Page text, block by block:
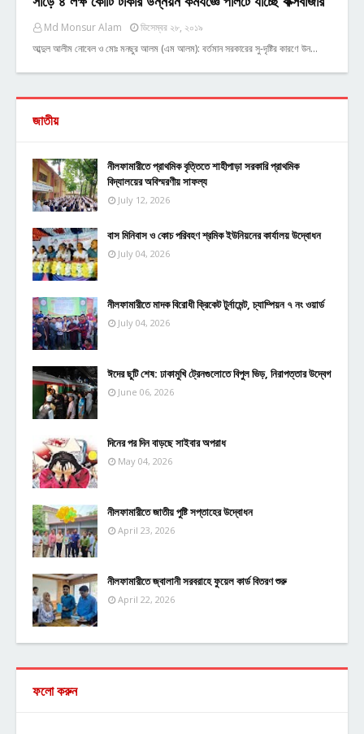
Md Monsur Alam
ডিসেম্বর ২৮, ২০১৯
আব্দুল আলীম নোবেল ও মোঃ মনছুর আলম (এম আলম): বর্তমান সরকারের সু-দৃষ্টির কারণে উন…
জাতীয়
নীলফামারীতে প্রাথমিক বৃত্তিতে শাহীপাড়া সরকারি প্রাথমিক
বিদ্যালয়ের অবিস্মরণীয় সাফল্য
July 12, 2026
বাস মিনিবাস ও কোচ পরিবহণ শ্রমিক ইউনিয়নের কার্যালয় উদ্বোধন
July 04, 2026
নীলফামারীতে মাদক বিরোধী ক্রিকেট টুর্নামেন্ট, চ্যাম্পিয়ন ৭ নং ওয়ার্ড
July 04, 2026
ঈদের ছুটি শেষ: ঢাকামুখি ট্রেনগুলোতে বিপুল ভিড়, নিরাপত্তার উদ্বেগ
June 06, 2026
দিনের পর দিন বাড়ছে সাইবার অপরাধ
May 04, 2026
নীলফামারীতে জাতীয় পুষ্টি সপ্তাহের উদ্বোধন
April 23, 2026
নীলফামারীতে জ্বালানী সরবরাহে ফুয়েল কার্ড বিতরণ শুরু
April 22, 2026
ফলো করুন